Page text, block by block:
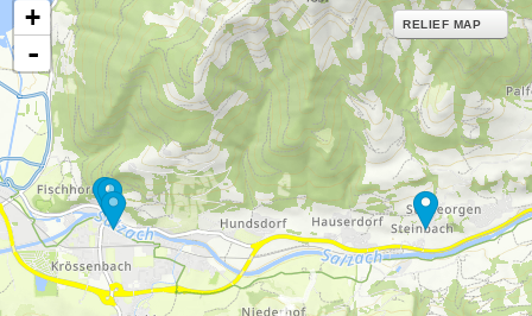
+
-
RELIEF MAP